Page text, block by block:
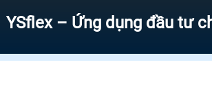
– Ứng dụng đầu tư